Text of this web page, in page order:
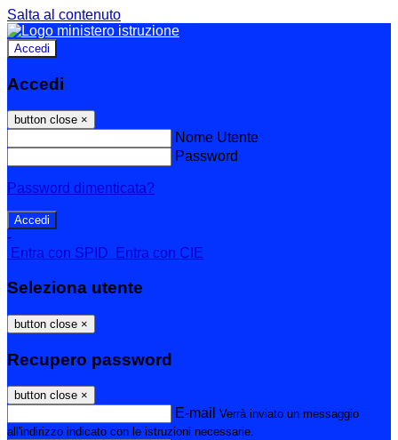
Salta al contenuto
Accedi
Accedi
button close ×
Nome Utente
Password
Password dimenticata?
-
Entra con SPID
Entra con CIE
Seleziona utente
button close ×
Recupero password
button close ×
E-mail Verrà inviato un messaggio
all'indirizzo indicato con le istruzioni necessarie.